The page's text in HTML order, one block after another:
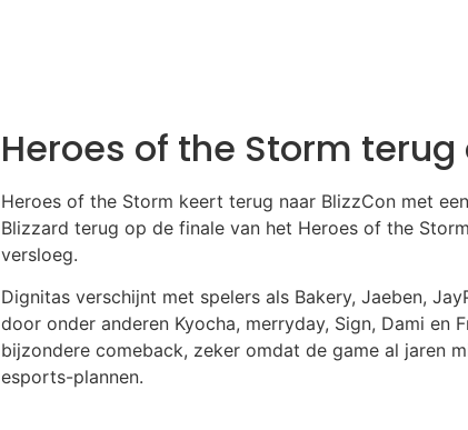
Heroes of the Storm
Heroes of the Storm keert terug naar BlizzCon met
Blizzard terug op de finale van het Heroes of the
versloeg.
Dignitas verschijnt met spelers als Bakery, Jaeben,
door onder anderen Kyocha, merryday, Sign, Dami
bijzondere comeback, zeker omdat de game al jaren
esports-plannen.